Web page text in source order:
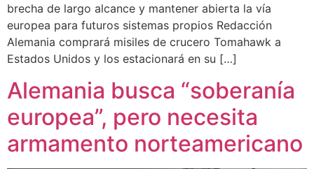
brecha de largo alcance y mantener abierta la vía
europea para futuros sistemas propios Redacción
Alemania comprará misiles de crucero Tomahawk a
Estados Unidos y los estacionará en su […]
Alemania busca “soberanía
europea”, pero necesita
armamento norteamericano